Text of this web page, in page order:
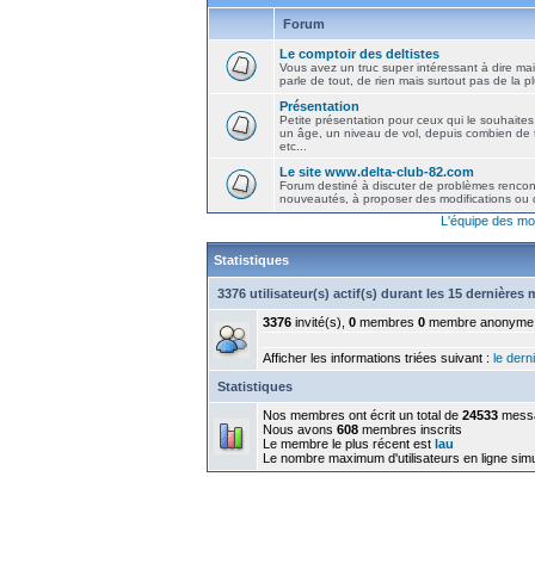
Forum
Le comptoir des deltistes
Vous avez un truc super intéressant à dire
parle de tout, de rien mais surtout pas de la
Présentation
Petite présentation pour ceux qui le
un âge, un niveau de vol, depuis combien de
etc...
Le site www.delta-club-82.com
Forum destiné à discuter de problèmes
nouveautés, à proposer des modifications ou
L'équipe des
Statistiques
3376 utilisateur(s) actif(s) durant les 15 dernières
3376 invité(s), 0 membres 0 membre anonyme
Afficher les informations triées suivant : le
Statistiques
Nos membres ont écrit un total de 24533
Nous avons 608 membres inscrits
Le membre le plus récent est lau
Le nombre maximum d'utilisateurs en ligne